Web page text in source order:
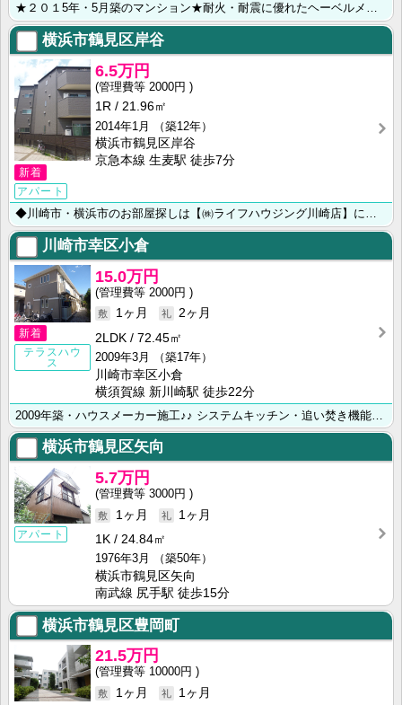
★２０１5年・5月築のマンション★耐火・耐震に優れたヘーベルメゾン★ ★オートロック・最上階・角部屋･･･
横浜市鶴見区岸谷
新着
アパート
6.5万円
2000円
1R
21.96㎡
2014年1月
（築12年）
横浜市鶴見区岸谷
京急本線 生麦駅 徒歩7分
◆川崎市・横浜市のお部屋探しは【㈱ライフハウジング川崎店】にお任せ下さい◆
川崎市幸区小倉
新着
テラスハウ
ス
15.0万円
2000円
1ヶ月
2ヶ月
2LDK
72.45㎡
2009年3月
（築17年）
川崎市幸区小倉
横須賀線 新川崎駅 徒歩22分
横浜市鶴見区矢向
アパート
5.7万円
3000円
1ヶ月
1ヶ月
1K
24.84㎡
1976年3月
（築50年）
横浜市鶴見区矢向
南武線 尻手駅 徒歩15分
横浜市鶴見区豊岡町
21.5万円
10000円
1ヶ月
1ヶ月